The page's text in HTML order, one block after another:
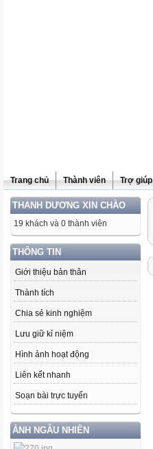
Trang chủ Thành viên Trợ giúp
THANH DƯƠNG XIN CHÀO
19 khách và 0 thành viên
THÔNG TIN
Giới thiệu bản thân
Thành tích
Chia sẻ kinh nghiệm
Lưu giữ kỉ niệm
Hình ảnh hoạt động
Liên kết nhanh
Soạn bài trực tuyến
ẢNH NGẪU NHIÊN